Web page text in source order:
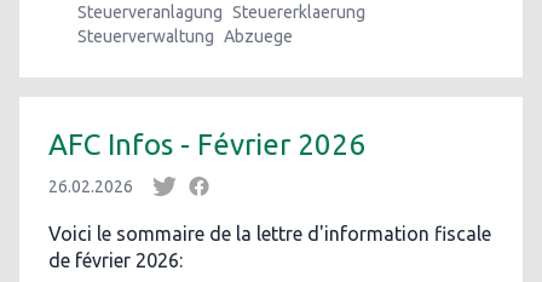
Steuerveranlagung Steuererklaerung
Steuerverwaltung Abzuege
AFC Infos - Février 2026
26.02.2026
Voici le sommaire de la lettre d'information fiscale
de février 2026: